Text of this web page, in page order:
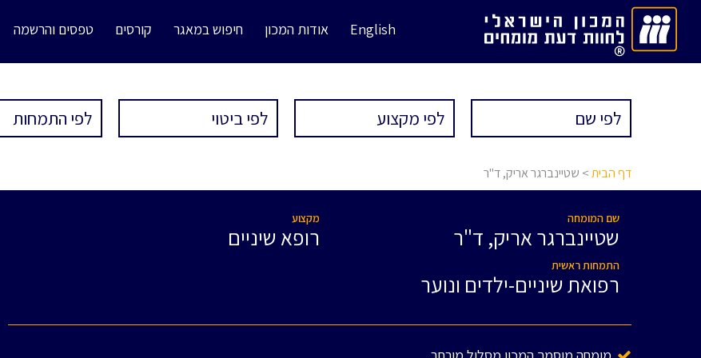
English אודות המכון חיפוש במאגר קורסים טפסים והרשמה
דף הבית> שטיינברגר אריק, ד"ר
שם המומחה
שטיינברגר אריק, ד"ר
התמחות ראשית
רפואת שיניים-ילדים ונוער
מקצוע
רופא שיניים